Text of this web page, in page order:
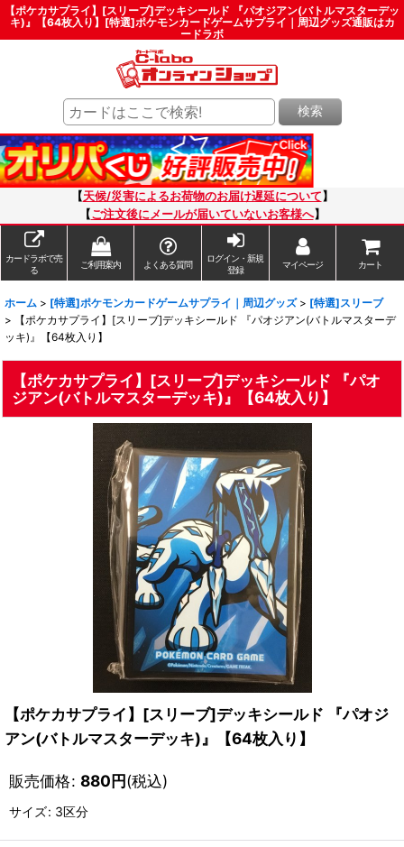
【ポケカサプライ】[スリーブ]デッキシールド 『パオジアン(バトルマスターデッ
キ)』【64枚入り】[特選]ポケモンカードゲームサプライ｜周辺グッズ通販はカ
ードラボ
検索
【天候/災害によるお荷物のお届け遅延について 】
【ご注文後にメールが届いていないお客様へ】
カードラボで売
る
ご利用案内 よくある質問
ログイン・新規
登録
マイページ カート
ホーム > [特選]ポケモンカードゲームサプライ｜周辺グッズ > [特選]スリーブ
>
【ポケカサプライ】[スリーブ]デッキシールド 『パオジアン(バトルマスターデ
ッキ)』【64枚入り】
【ポケカサプライ】[スリーブ]デッキシールド 『パオ
ジアン(バトルマスターデッキ)』【64枚入り】
【ポケカサプライ】[スリーブ]デッキシールド 『パオジ
アン(バトルマスターデッキ)』【64枚入り】
販売価格: 880円(税込)
サイズ: 3区分